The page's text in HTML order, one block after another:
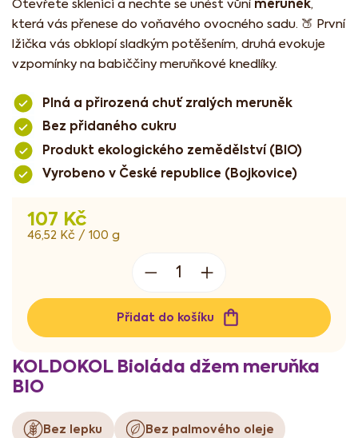
107 Kč
Měrná
46,52 Kč / 100 g
Přidat do košíku
Otevřete sklenici a nechte se unést vůní meruněk,
která vás přenese do voňavého ovocného sadu. 🍑 První
lžička vás obklopí sladkým potěšením, druhá evokuje
vzpomínky na babiččiny meruňkové knedlíky.
Plná a přirozená chuť zralých meruněk
Bez přidaného cukru
Produkt ekologického zemědělství (BIO)
Vyrobeno v České republice (Bojkovice)
KOLDOKOL Bioláda džem meruňka
BIO
Bez lepku Bez palmového oleje